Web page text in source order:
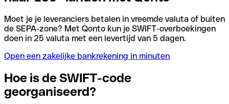
Moet je je leveranciers betalen in vreemde valuta of buiten
de SEPA-zone? Met Qonto kun je SWIFT-overboekingen
doen in 25 valuta met een levertijd van 5 dagen.
Open een zakelijke bankrekening in minuten
Hoe is de SWIFT-code
georganiseerd?